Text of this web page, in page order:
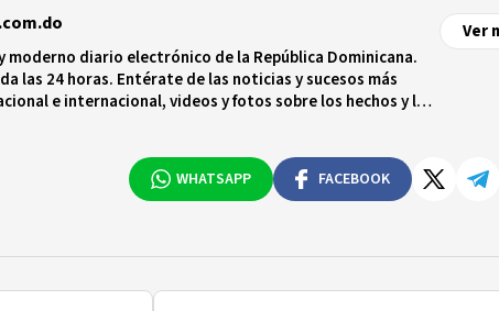
moderno diario electrónico de la República Dominicana.
las 24 horas. Entérate de las noticias y sucesos más
e internacional, videos y fotos sobre los hechos y los
Ver
WHATSAPP FACEBOOK